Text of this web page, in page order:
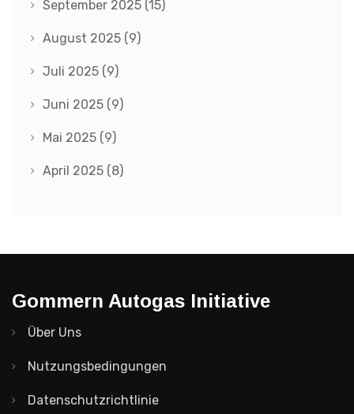
September 2025 (15)
August 2025 (9)
Juli 2025 (9)
Juni 2025 (9)
Mai 2025 (9)
April 2025 (8)
Gommern Autogas Initiative
Über Uns
Nutzungsbedingungen
Datenschutzrichtlinie